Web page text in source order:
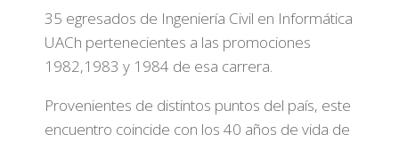
35 egresados de Ingeniería Civil en Informática
UACh pertenecientes a las promociones
1982,1983 y 1984 de esa carrera.
Provenientes de distintos puntos del país, este
encuentro coincide con los 40 años de vida de